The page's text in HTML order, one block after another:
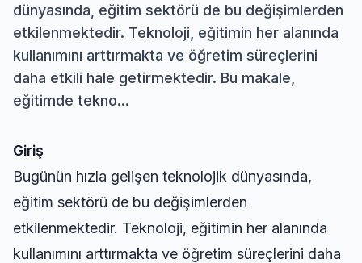
dünyasında, eğitim sektörü de bu değişimlerden
etkilenmektedir. Teknoloji, eğitimin her alanında
kullanımını arttırmakta ve öğretim süreçlerini
daha etkili hale getirmektedir. Bu makale,
eğitimde tekno...
Giriş
Bugünün hızla gelişen teknolojik dünyasında,
eğitim sektörü de bu değişimlerden
etkilenmektedir. Teknoloji, eğitimin her alanında
kullanımını arttırmakta ve öğretim süreçlerini daha